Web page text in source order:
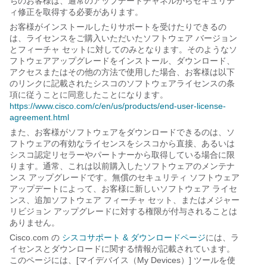
ィ修正を取得する必要があります。
お客様がインストールしたりサポートを受けたりできるの
は、ライセンスをご購入いただいたソフトウェア バージョン
とフィーチャ セットに対してのみとなります。そのようなソ
フトウェアアップグレードをインストール、ダウンロード、
アクセスまたはその他の方法で使用した場合、お客様は以下
のリンクに記載されたシスコのソフトウェアライセンスの条
項に従うことに同意したことになります。
https://www.cisco.com/c/en/us/products/end-user-license-
agreement.html
また、お客様がソフトウェアをダウンロードできるのは、ソ
フトウェアの有効なライセンスをシスコから直接、あるいは
シスコ認定リセラーやパートナーから取得している場合に限
ります。通常、これは以前購入したソフトウェアのメンテナ
ンス アップグレードです。無償のセキュリティ ソフトウェア
アップデートによって、お客様に新しいソフトウェア ライセ
ンス、追加ソフトウェア フィーチャ セット、またはメジャー
リビジョン アップグレードに対する権限が付与されることは
ありません。
Cisco.com の シスコサポート & ダウンロードページには、ラ
イセンスとダウンロードに関する情報が記載されています。
このページには、[マイデバイス（My Devices）] ツールを使